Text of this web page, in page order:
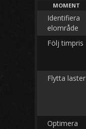
MOMENT
Identifiera
elområde
Följ timpris
Flytta laster
Optimera